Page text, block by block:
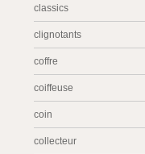
classics
clignotants
coffre
coiffeuse
coin
collecteur